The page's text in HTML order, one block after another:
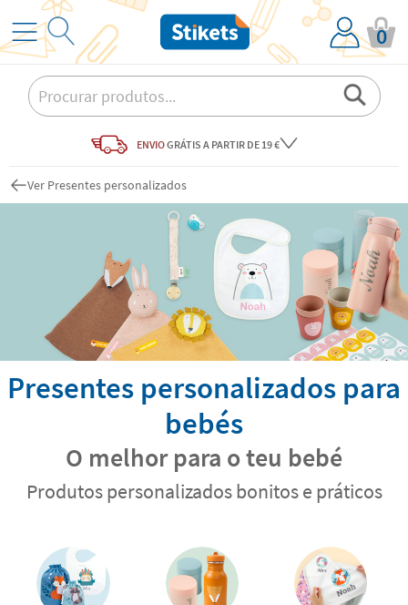
0
ENVIOGRÁTIS A PARTIR DE 19 €
Ver Presentes personalizados
Presentes personalizados para
bebés
O melhor para o teu bebé
Produtos personalizados bonitos e práticos